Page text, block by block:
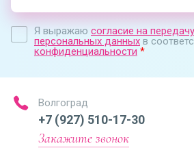
Я выражаю согласие на
персональных данных в
конфиденциальности *
Волгоград
+7 (927) 510-17-30
Закажите звонок